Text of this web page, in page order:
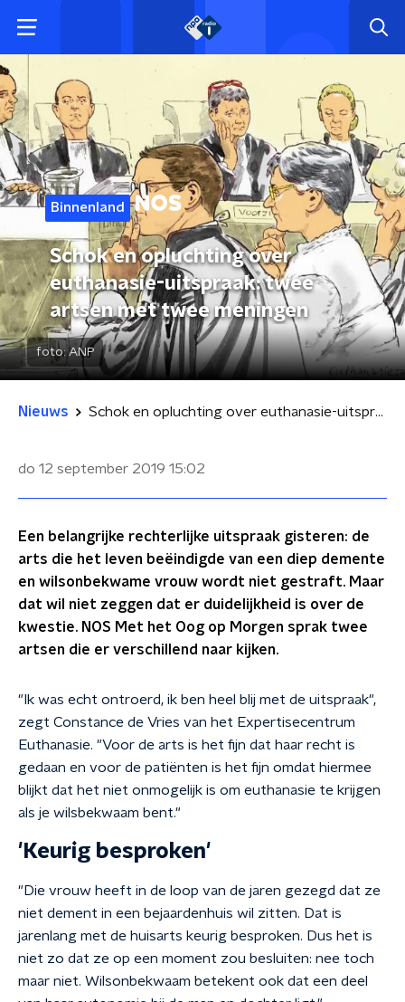
Binnenland
Schok en opluchting over
euthanasie-uitspraak: twee
artsen met twee meningen
foto:ANP
Nieuws Schok en opluchting over euthanasie-uitspraak: twee artsen met twee meningen
do 12 september 2019 15:02
Een belangrijke rechterlijke uitspraak gisteren: de
arts die het leven beëindigde van een diep demente
en wilsonbekwame vrouw wordt niet gestraft. Maar
dat wil niet zeggen dat er duidelijkheid is over de
kwestie. NOS Met het Oog op Morgen sprak twee
artsen die er verschillend naar kijken.
"Ik was echt ontroerd, ik ben heel blij met de uitspraak",
zegt Constance de Vries van het Expertisecentrum
Euthanasie. "Voor de arts is het fijn dat haar recht is
gedaan en voor de patiënten is het fijn omdat hiermee
blijkt dat het niet onmogelijk is om euthanasie te krijgen
als je wilsbekwaam bent."
'Keurig besproken'
"Die vrouw heeft in de loop van de jaren gezegd dat ze
niet dement in een bejaardenhuis wil zitten. Dat is
jarenlang met de huisarts keurig besproken. Dus het is
niet zo dat ze op een moment zou besluiten: nee toch
maar niet. Wilsonbekwaam betekent ook dat een deel